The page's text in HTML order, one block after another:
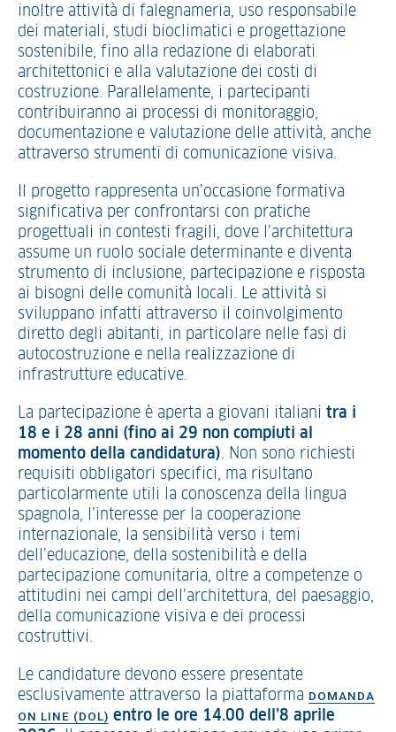
inoltre attività di falegnameria, uso responsabile
dei materiali, studi bioclimatici e progettazione
sostenibile, fino alla redazione di elaborati
architettonici e alla valutazione dei costi di
costruzione. Parallelamente, i partecipanti
contribuiranno ai processi di monitoraggio,
documentazione e valutazione delle attività, anche
attraverso strumenti di comunicazione visiva.
Il progetto rappresenta un’occasione formativa
significativa per confrontarsi con pratiche
progettuali in contesti fragili, dove l’architettura
assume un ruolo sociale determinante e diventa
strumento di inclusione, partecipazione e risposta
ai bisogni delle comunità locali. Le attività si
sviluppano infatti attraverso il coinvolgimento
diretto degli abitanti, in particolare nelle fasi di
autocostruzione e nella realizzazione di
infrastrutture educative.
La partecipazione è aperta a giovani italiani tra i
18 e i 28 anni (fino ai 29 non compiuti al
momento della candidatura). Non sono richiesti
requisiti obbligatori specifici, ma risultano
particolarmente utili la conoscenza della lingua
spagnola, l’interesse per la cooperazione
internazionale, la sensibilità verso i temi
dell’educazione, della sostenibilità e della
partecipazione comunitaria, oltre a competenze o
attitudini nei campi dell’architettura, del paesaggio,
della comunicazione visiva e dei processi
costruttivi.
Le candidature devono essere presentate
esclusivamente attraverso la piattaforma DOMANDA
ON LINE (DOL) entro le ore 14.00 dell’8 aprile